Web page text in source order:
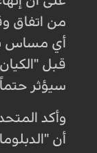
من اتفاق
أي مساس
قبل
سيؤثر
وأكد
أن